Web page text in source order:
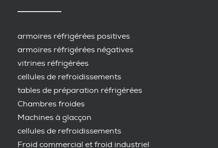
armoires réfrigérées positives
armoires réfrigérées négatives
vitrines réfrigérées
cellules de refroidissements
tables de préparation réfrigérées
Chambres froides
Machines à glacçon
cellules de refroidissements
Froid commercial et froid industriel